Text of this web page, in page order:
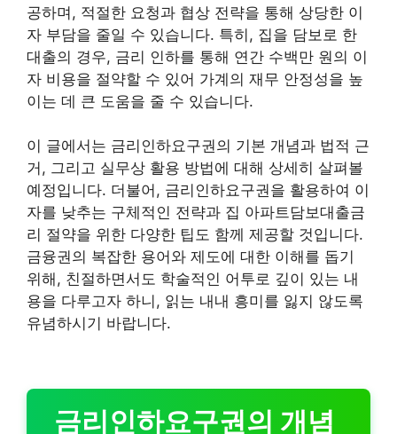
공하며, 적절한 요청과 협상 전략을 통해 상당한 이
자 부담을 줄일 수 있습니다. 특히, 집을 담보로 한
대출의 경우, 금리 인하를 통해 연간 수백만 원의 이
자 비용을 절약할 수 있어 가계의 재무 안정성을 높
이는 데 큰 도움을 줄 수 있습니다.
이 글에서는 금리인하요구권의 기본 개념과 법적 근
거, 그리고 실무상 활용 방법에 대해 상세히 살펴볼
예정입니다. 더불어, 금리인하요구권을 활용하여 이
자를 낮추는 구체적인 전략과 집 아파트담보대출금
리 절약을 위한 다양한 팁도 함께 제공할 것입니다.
금융권의 복잡한 용어와 제도에 대한 이해를 돕기
위해, 친절하면서도 학술적인 어투로 깊이 있는 내
용을 다루고자 하니, 읽는 내내 흥미를 잃지 않도록
유념하시기 바랍니다.
금리인하요구권의 개념